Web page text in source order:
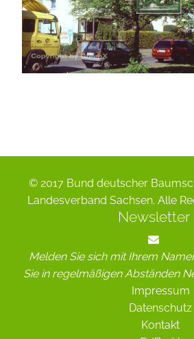
© 2017 Bund deutscher
Landesverband Sachsen. Alle
Newsletter
Melden Sie sich mit Ihrem
Sie in regelmäßigen Abständen
Impressum
Datenschutz
Kontakt